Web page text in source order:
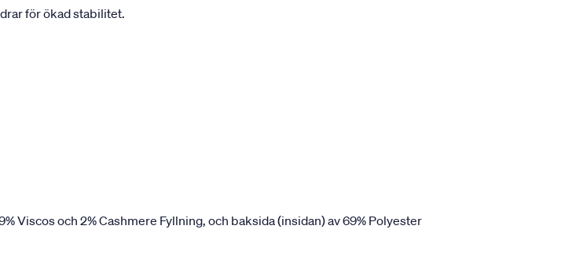
för ökad stabilitet.
Viscos och 2% Cashmere Fyllning, och baksida (insidan) av 69% Polyester